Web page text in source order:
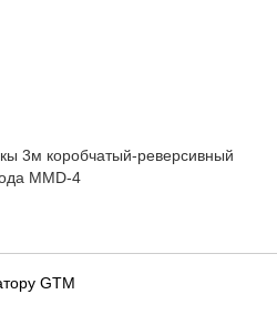
3м коробчатый-реверсивный
MMD-4